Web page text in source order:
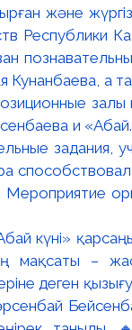
күні»
мақсаты –
деген